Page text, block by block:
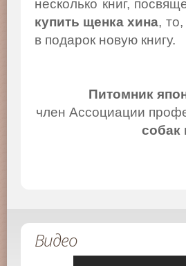
несколько книг,
купить щенка хина,
в подарок новую книгу.
Питомник
член Ассоциации
собак
Видео